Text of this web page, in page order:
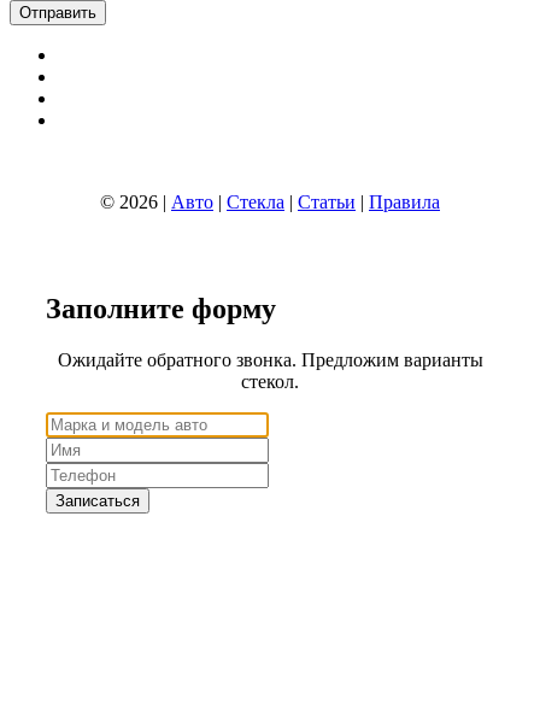
© 2026 | Авто | Стекла | Статьи | Правила
Заполните форму
Ожидайте обратного звонка. Предложим варианты
стекол.